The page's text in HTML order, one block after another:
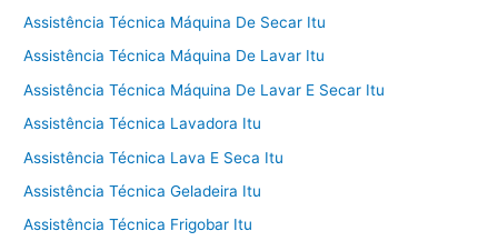
Assistência Técnica Máquina De Secar Itu
Assistência Técnica Máquina De Lavar Itu
Assistência Técnica Máquina De Lavar E Secar Itu
Assistência Técnica Lavadora Itu
Assistência Técnica Lava E Seca Itu
Assistência Técnica Geladeira Itu
Assistência Técnica Frigobar Itu